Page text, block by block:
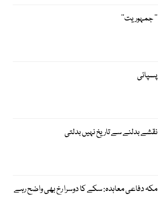
’’ جمہوریت‘‘
پسپائی
نقشے بدلنے سے تاریخ نہیں بدلتی
مکہ دفاعی معاہدہ: سکے کا دوسرا رخ بھی واضح رہے